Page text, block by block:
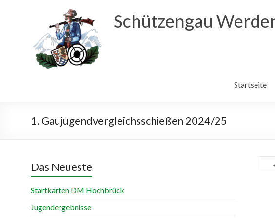
Schützengau
Startseite
1. Gaujugendvergleichsschießen 2024/25
Das Neueste
Startkarten DM Hochbrück
Jugendergebnisse